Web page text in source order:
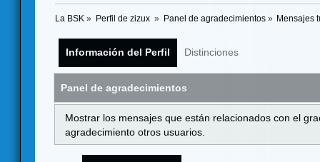
La BSK » Perfil de zizux » Panel de agradecimientos» Mensajes
Información del Perfil Distinciones
Panel de agradecimientos
Mostrar los mensajes que están relacionados con el
agradecimiento otros usuarios.